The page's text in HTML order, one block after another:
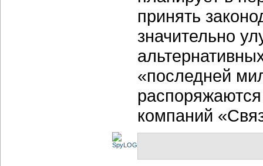
принять
значительно
«последней
компаний